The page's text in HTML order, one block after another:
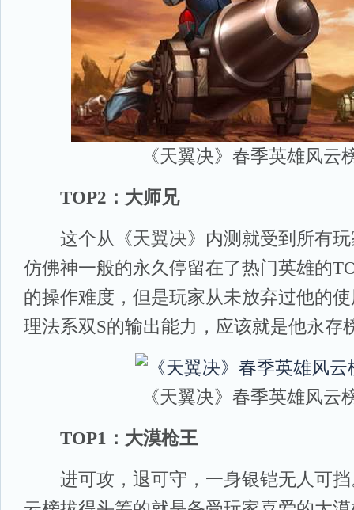
《天翼决》春季英雄风云
TOP2：大师兄
这个从《天翼决》内测就受到所有玩
仿佛神一般的永久停留在了热门英雄的
的操作难度，但是玩家从未放弃过他的
理法系双S的输出能力，应该就是他永存
《天翼决》春季英雄风云
TOP1：大漠枪王
进可攻，退可守，一身银铠无人可挡